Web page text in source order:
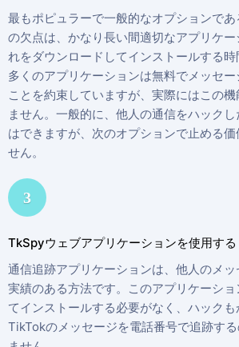
最もポピュラーで一般的なオプションで
の欠点は、かなり長い間適切なアプリケ
れをダウンロードしてインストールする時
多くのアプリケーションは無料でメッセ
ことを約束していますが、実際にはこの
ません。一般的に、他人の通信をハック
はできますが、次のオプションで止める
せん。
3
TkSpyウェブアプリケーションを使用する
通信追跡アプリケーションは、他人のメ
実績のある方法です。このアプリケーシ
てインストールする必要がなく、ハックも
TikTokのメッセージを電話番号で追跡す